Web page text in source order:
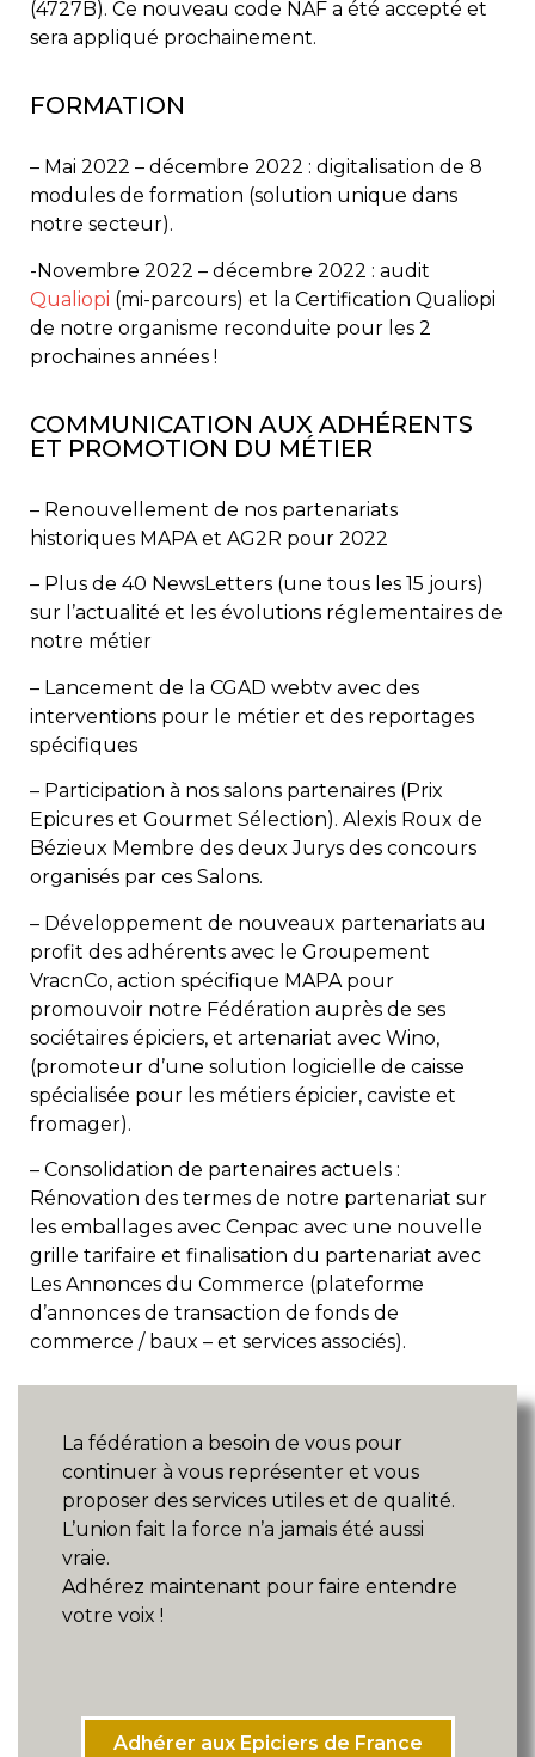
(4727B). Ce nouveau code NAF a été accepté et
sera appliqué prochainement.
FORMATION
– Mai 2022 – décembre 2022 : digitalisation de 8
modules de formation (solution unique dans
notre secteur).
-Novembre 2022 – décembre 2022 : audit
Qualiopi (mi-parcours) et la Certification Qualiopi
de notre organisme reconduite pour les 2
prochaines années !
COMMUNICATION AUX ADHÉRENTS
ET PROMOTION DU MÉTIER
– Renouvellement de nos partenariats
historiques MAPA et AG2R pour 2022
– Plus de 40 NewsLetters (une tous les 15 jours)
sur l’actualité et les évolutions réglementaires de
notre métier
– Lancement de la CGAD webtv avec des
interventions pour le métier et des reportages
spécifiques
– Participation à nos salons partenaires (Prix
Epicures et Gourmet Sélection). Alexis Roux de
Bézieux Membre des deux Jurys des concours
organisés par ces Salons.
– Développement de nouveaux partenariats au
profit des adhérents avec le Groupement
VracnCo, action spécifique MAPA pour
promouvoir notre Fédération auprès de ses
sociétaires épiciers, et artenariat avec Wino,
(promoteur d’une solution logicielle de caisse
spécialisée pour les métiers épicier, caviste et
fromager).
– Consolidation de partenaires actuels :
Rénovation des termes de notre partenariat sur
les emballages avec Cenpac avec une nouvelle
grille tarifaire et finalisation du partenariat avec
Les Annonces du Commerce (plateforme
d’annonces de transaction de fonds de
commerce / baux – et services associés).
La fédération a besoin de vous pour
continuer à vous représenter et vous
proposer des services utiles et de qualité.
L’union fait la force n’a jamais été aussi
vraie.
Adhérez maintenant pour faire entendre
votre voix !
Adhérer aux Epiciers de France